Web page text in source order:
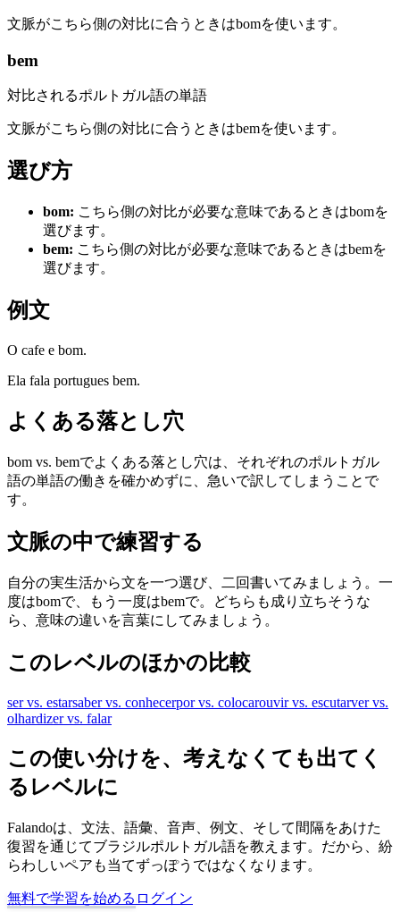
文脈がこちら側の対比に合うときはbomを使います。
bem
対比されるポルトガル語の単語
文脈がこちら側の対比に合うときはbemを使います。
選び方
bom: こちら側の対比が必要な意味であるときはbomを
選びます。
bem: こちら側の対比が必要な意味であるときはbemを
選びます。
例文
O cafe e bom.
Ela fala portugues bem.
よくある落とし穴
bom vs. bemでよくある落とし穴は、それぞれのポルトガル
語の単語の働きを確かめずに、急いで訳してしまうことで
す。
文脈の中で練習する
自分の実生活から文を一つ選び、二回書いてみましょう。一
度はbomで、もう一度はbemで。どちらも成り立ちそうな
ら、意味の違いを言葉にしてみましょう。
このレベルのほかの比較
ser vs. estarsaber vs. conhecerpor vs. colocarouvir vs. escutarver vs.
olhardizer vs. falar
この使い分けを、考えなくても出てく
るレベルに
Falandoは、文法、語彙、音声、例文、そして間隔をあけた
復習を通じてブラジルポルトガル語を教えます。だから、紛
らわしいペアも当てずっぽうではなくなります。
無料で学習を始める ログイン